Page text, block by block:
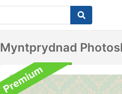
Myntprydnad